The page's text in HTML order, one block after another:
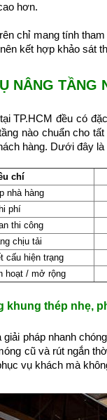
hơn.
chỉ mang tính
kết hợp khảo sát
NÂNG
TP.HCM đều có
nào chuẩn cho
hàng. Dưới đây
chí
nhà hàng
phí
thi công
chịu tải
cấu hiện trạng
hoạt / mở rộng
khung thép nhẹ,
giải pháp nhanh
cũ và rút ngắn
vụ khách mà